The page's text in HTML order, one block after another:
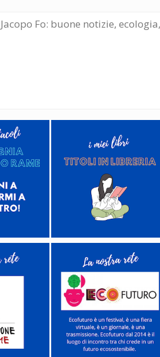
Jacopo Fo: buone notizie,